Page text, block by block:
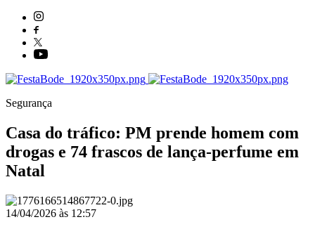
Segurança
Casa do tráfico: PM prende homem com
drogas e 74 frascos de lança-perfume em
Natal
14/04/2026 às 12:57